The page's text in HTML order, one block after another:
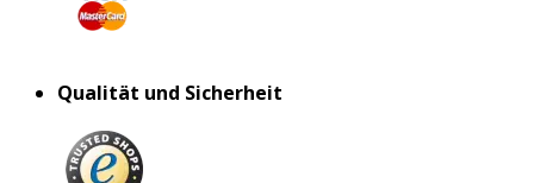
Qualität und Sicherheit